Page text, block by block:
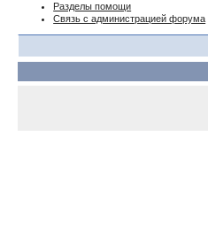
Разделы помощи
Связь с администрацией форума